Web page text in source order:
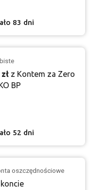
83 dni
z Kontem za Zero
BP
52 dni
oszczędnościowe